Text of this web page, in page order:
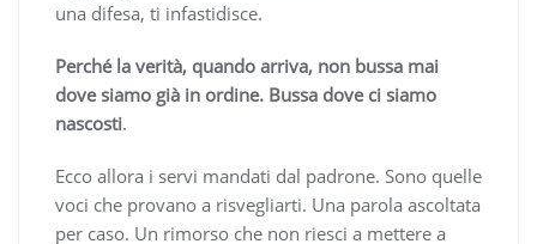
una difesa, ti infastidisce.
Perché la verità, quando arriva, non bussa mai
dove siamo già in ordine. Bussa dove ci siamo
nascosti.
Ecco allora i servi mandati dal padrone. Sono quelle
voci che provano a risvegliarti. Una parola ascoltata
per caso. Un rimorso che non riesci a mettere a